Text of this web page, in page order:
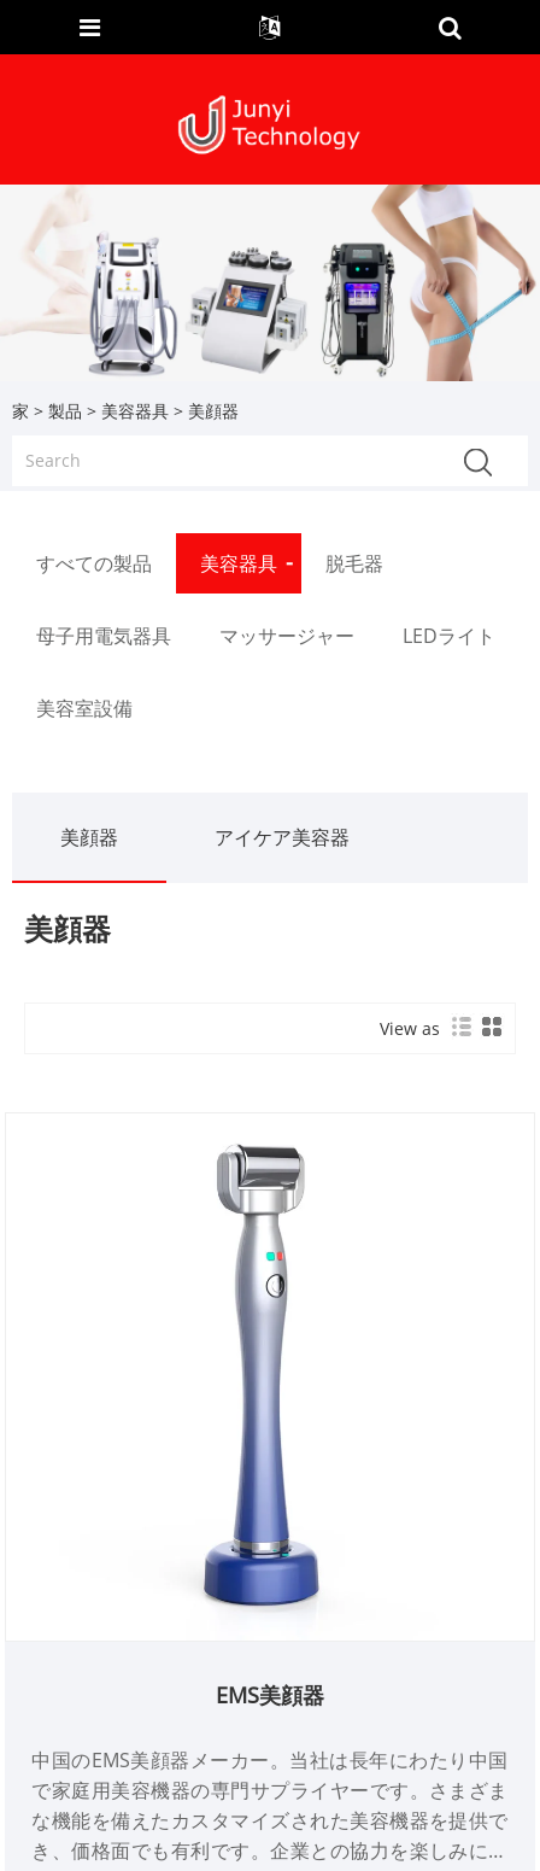
家 > 製品 > 美容器具 > 美顔器
すべての製品 美容器具 脱毛器
母子用電気器具 マッサージャー LEDライト
美容室設備
美顔器 アイケア美容器
美顔器
View as
EMS美顔器
中国のEMS美顔器メーカー。当社は長年にわたり中国
で家庭用美容機器の専門サプライヤーです。さまざま
な機能を備えたカスタマイズされた美容機器を提供で
き、価格面でも有利です。企業との協力を楽しみにし